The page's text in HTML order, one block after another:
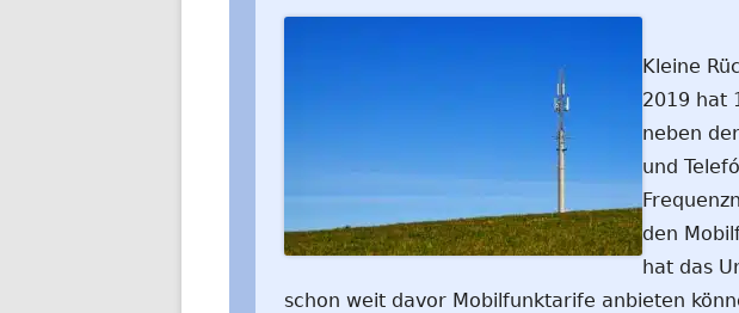
Kleine
2019 hat
neben
und
den
hat das
schon weit davor Mobilfunktarife anbieten